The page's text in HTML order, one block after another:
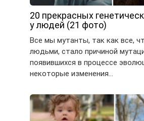
20 прекрасных
у людей (21 фото)
Все мы мутанты, так как все,
людьми, стало причиной
появившихся в процессе
некоторые изменения…